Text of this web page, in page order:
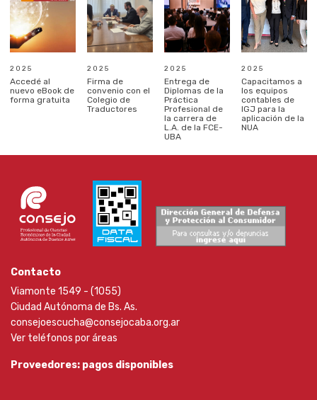
2025
Accedé al
nuevo eBook de
forma gratuita
2025
Firma de
convenio con el
Colegio de
Traductores
2025
Entrega de
Diplomas de la
Práctica
Profesional de
la carrera de
L.A. de la FCE-
UBA
2025
Capacitamos a
los equipos
contables de
IGJ para la
aplicación de la
NUA
Contacto
Viamonte 1549 - (1055)
Ciudad Autónoma de Bs. As.
consejoescucha@consejocaba.org.ar
Ver teléfonos por áreas
Proveedores: pagos disponibles